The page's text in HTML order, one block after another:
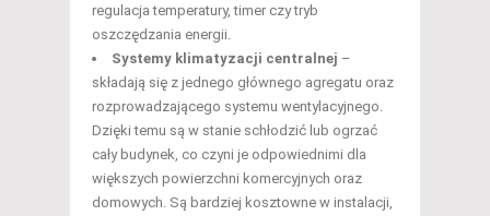
regulacja temperatury, timer czy tryb
oszczędzania energii.
Systemy klimatyzacji centralnej –
składają się z jednego głównego agregatu oraz
rozprowadzającego systemu wentylacyjnego.
Dzięki temu są w stanie schłodzić lub ogrzać
cały budynek, co czyni je odpowiednimi dla
większych powierzchni komercyjnych oraz
domowych. Są bardziej kosztowne w instalacji,